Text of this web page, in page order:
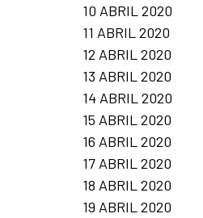
10 ABRIL 2020
11 ABRIL 2020
12 ABRIL 2020
13 ABRIL 2020
14 ABRIL 2020
15 ABRIL 2020
16 ABRIL 2020
17 ABRIL 2020
18 ABRIL 2020
19 ABRIL 2020